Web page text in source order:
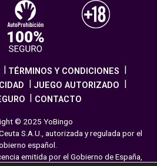
TÉRMINOS Y CONDICIONES
JUEGO AUTORIZADO
CONTACTO
© 2025 YoBingo
S.A.U., autorizada y regulada por el
español.
emitida por el Gobierno de España,